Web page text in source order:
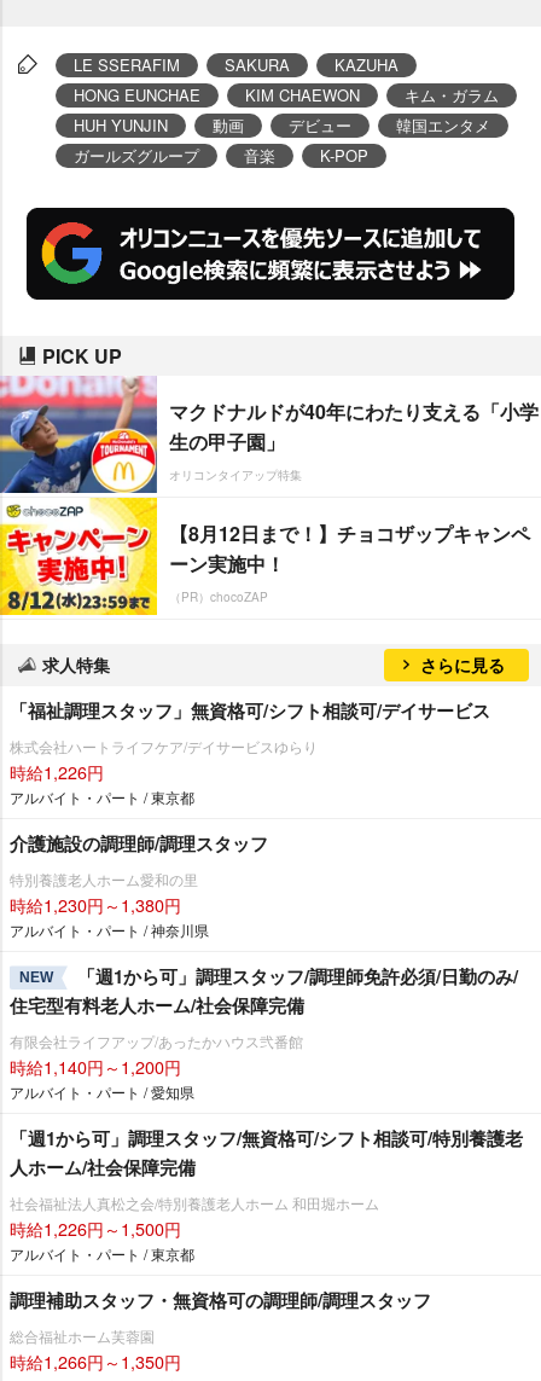
LE SSERAFIM SAKURA
KAZUHA
HONG EUNCHAE
KIM CHAEWON
キム・ガラム
HUH YUNJIN
動画 デビュー
韓国エンタメ
ガールズグループ
音楽 K-POP
PICK UP
マクドナルドが40年にわたり支える「小学
生の甲子園」
オリコンタイアップ特集
【8月12日まで！】チョコザップキャンペ
ーン実施中！
（PR）chocoZAP
求人特集 さらに見る
「福祉調理スタッフ」無資格可/シフト相談可/デイサービス
株式会社ハートライフケア/デイサービスゆらり
時給1,226円
アルバイト・パート / 東京都
介護施設の調理師/調理スタッフ
特別養護老人ホーム愛和の里
時給1,230円～1,380円
アルバイト・パート / 神奈川県
NEW
「週1から可」調理スタッフ/調理師免許必須/日勤のみ/
住宅型有料老人ホーム/社会保障完備
有限会社ライフアップ/あったかハウス弐番館
時給1,140円～1,200円
アルバイト・パート / 愛知県
「週1から可」調理スタッフ/無資格可/シフト相談可/特別養護老
人ホーム/社会保障完備
社会福祉法人真松之会/特別養護老人ホーム 和田堀ホーム
時給1,226円～1,500円
アルバイト・パート / 東京都
調理補助スタッフ・無資格可の調理師/調理スタッフ
総合福祉ホーム芙蓉園
時給1,266円～1,350円